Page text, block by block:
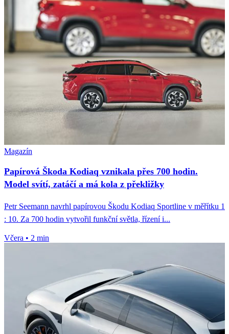
Magazín
Papírová Škoda Kodiaq vznikala přes 700 hodin.
Model svítí, zatáčí a má kola z překližky
Petr Seemann navrhl papírovou Škodu Kodiaq Sportline v měřítku 1
: 10. Za 700 hodin vytvořil funkční světla, řízení i...
Včera • 2 min